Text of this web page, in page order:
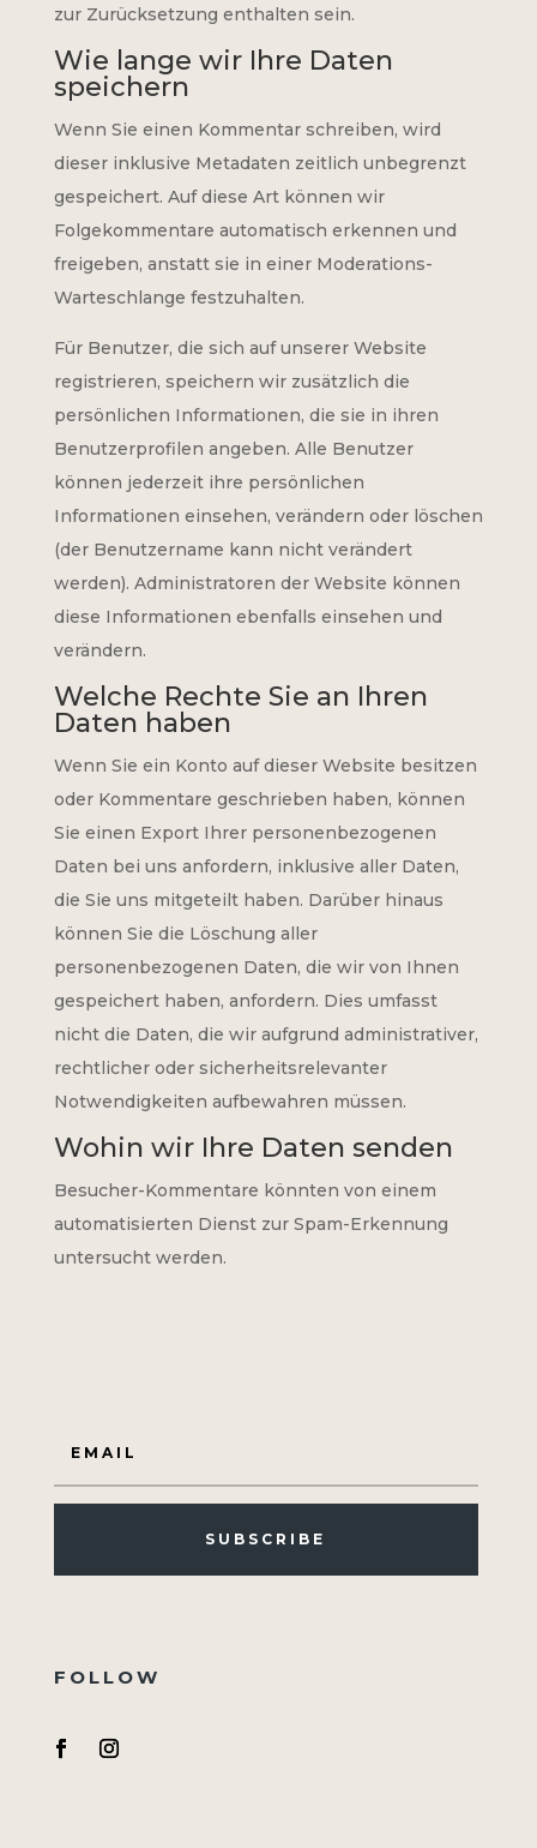
zur Zurücksetzung enthalten sein.
Wie lange wir Ihre Daten
speichern
Wenn Sie einen Kommentar schreiben, wird
dieser inklusive Metadaten zeitlich unbegrenzt
gespeichert. Auf diese Art können wir
Folgekommentare automatisch erkennen und
freigeben, anstatt sie in einer Moderations-
Warteschlange festzuhalten.
Für Benutzer, die sich auf unserer Website
registrieren, speichern wir zusätzlich die
persönlichen Informationen, die sie in ihren
Benutzerprofilen angeben. Alle Benutzer
können jederzeit ihre persönlichen
Informationen einsehen, verändern oder löschen
(der Benutzername kann nicht verändert
werden). Administratoren der Website können
diese Informationen ebenfalls einsehen und
verändern.
Welche Rechte Sie an Ihren
Daten haben
Wenn Sie ein Konto auf dieser Website besitzen
oder Kommentare geschrieben haben, können
Sie einen Export Ihrer personenbezogenen
Daten bei uns anfordern, inklusive aller Daten,
die Sie uns mitgeteilt haben. Darüber hinaus
können Sie die Löschung aller
personenbezogenen Daten, die wir von Ihnen
gespeichert haben, anfordern. Dies umfasst
nicht die Daten, die wir aufgrund administrativer,
rechtlicher oder sicherheitsrelevanter
Notwendigkeiten aufbewahren müssen.
Wohin wir Ihre Daten senden
Besucher-Kommentare könnten von einem
automatisierten Dienst zur Spam-Erkennung
untersucht werden.
SUBSCRIBE
FOLLOW